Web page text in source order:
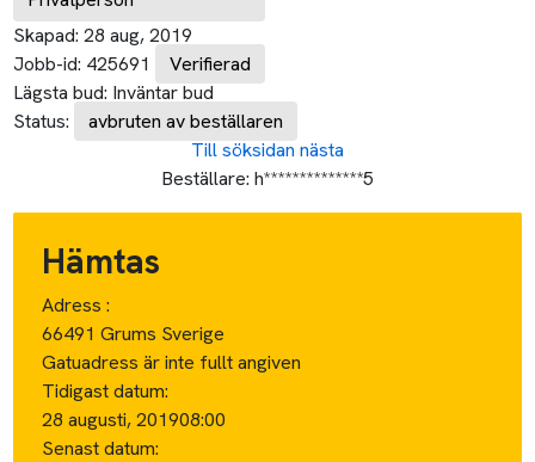
Skapad: 28 aug, 2019
Jobb-id: 425691
Verifierad
Lägsta bud: Inväntar bud
Status:
avbruten av beställaren
Till söksidan nästa
Beställare: h**************5
Hämtas
Adress :
66491 Grums Sverige
Gatuadress är inte fullt angiven
Tidigast datum:
28 augusti, 201908:00
Senast datum: